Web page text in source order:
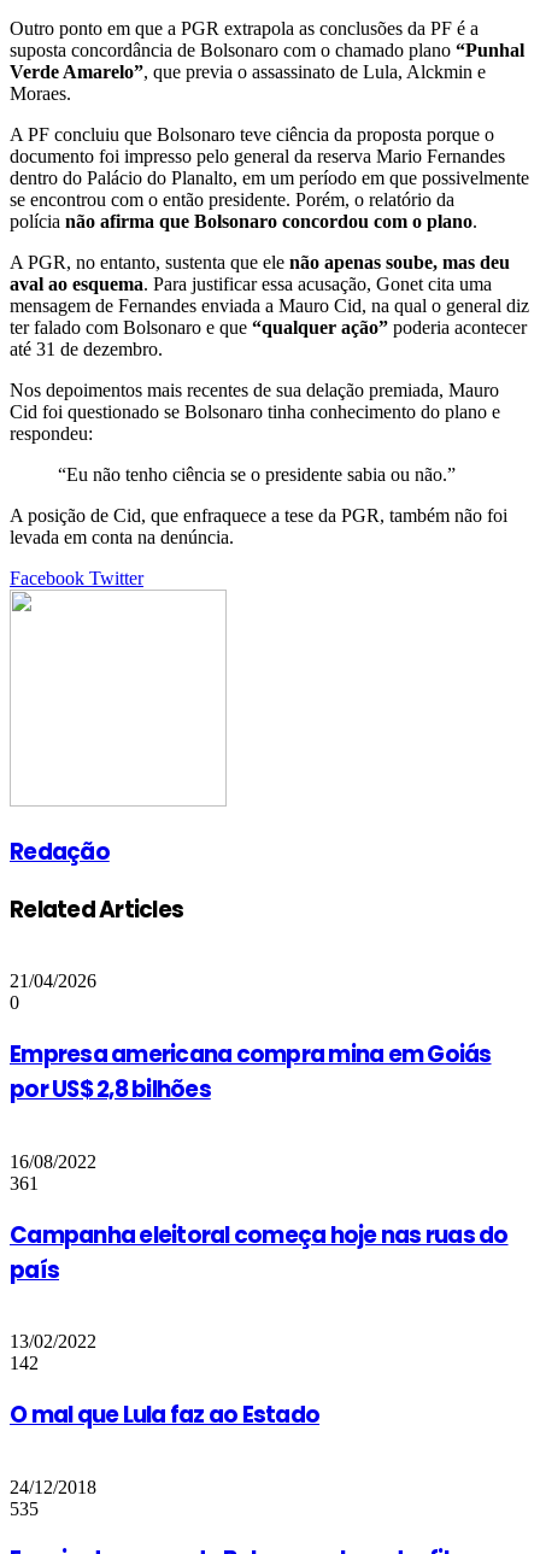
Outro ponto em que a PGR extrapola as conclusões da PF é a
suposta concordância de Bolsonaro com o chamado plano “Punhal
Verde Amarelo”, que previa o assassinato de Lula, Alckmin e
Moraes.
A PF concluiu que Bolsonaro teve ciência da proposta porque o
documento foi impresso pelo general da reserva Mario Fernandes
dentro do Palácio do Planalto, em um período em que possivelmente
se encontrou com o então presidente. Porém, o relatório da
polícia não afirma que Bolsonaro concordou com o plano.
A PGR, no entanto, sustenta que ele não apenas soube, mas deu
aval ao esquema. Para justificar essa acusação, Gonet cita uma
mensagem de Fernandes enviada a Mauro Cid, na qual o general diz
ter falado com Bolsonaro e que “qualquer ação” poderia acontecer
até 31 de dezembro.
Nos depoimentos mais recentes de sua delação premiada, Mauro
Cid foi questionado se Bolsonaro tinha conhecimento do plano e
respondeu:
“Eu não tenho ciência se o presidente sabia ou não.”
A posição de Cid, que enfraquece a tese da PGR, também não foi
levada em conta na denúncia.
Facebook TwitterGoogle+
LinkedIn
StumbleUpon
Tumblr
Pinterest
Reddit
VKontakte
Share
Print
Redação
Related Articles
21/04/2026
0
Empresa americana compra mina em Goiás
por US$ 2,8 bilhões
16/08/2022
361
Campanha eleitoral começa hoje nas ruas do
país
13/02/2022
142
O mal que Lula faz ao Estado
24/12/2018
535